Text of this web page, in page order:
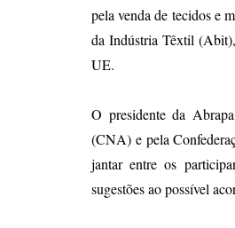
pela venda de tecidos e
da Indústria Têxtil
UE.
O presidente da
(CNA) e pela
jantar entre os
sugestões ao possível